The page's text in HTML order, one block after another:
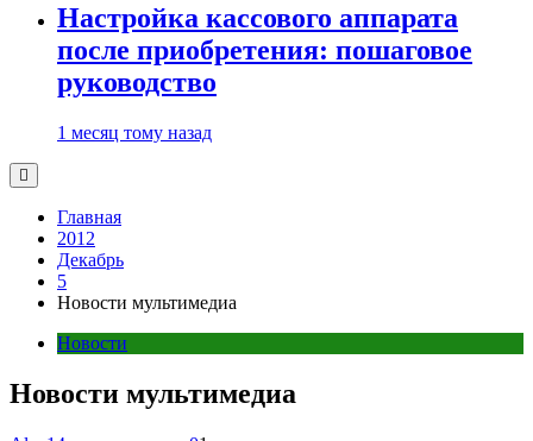
Настройка кассового аппарата
после приобретения: пошаговое
руководство
1 месяц тому назад
Главная
2012
Декабрь
5
Новости мультимедиа
Новости
Новости мультимедиа